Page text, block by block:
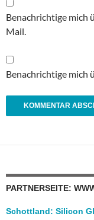
Benachrichtige mich
Mail.
Benachrichtige mich
PARTNERSEITE:
Schottland: Silicon